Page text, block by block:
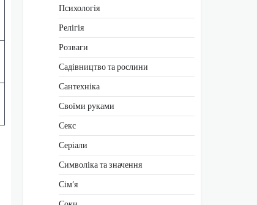
Психологія
Релігія
Розваги
Садівництво та рослини
Сантехніка
Своїми руками
Секс
Серіали
Символіка та значення
Сім’я